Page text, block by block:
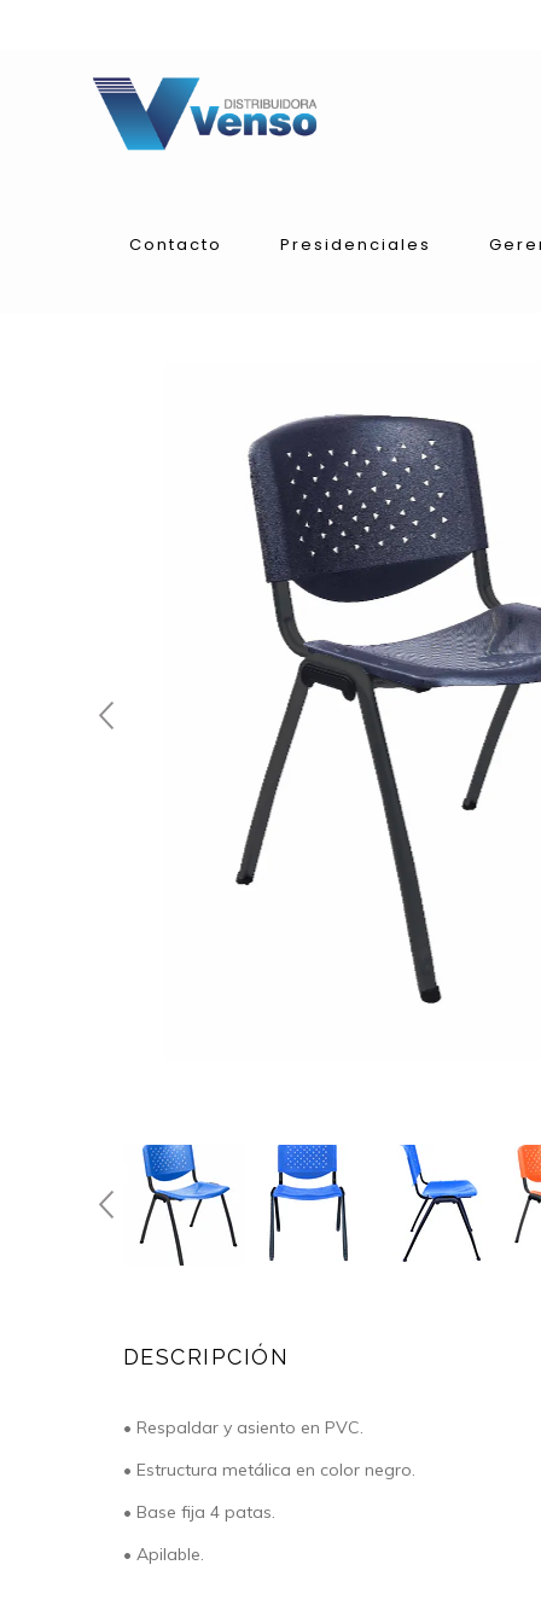
Contacto Presidenciales
DESCRIPCIÓN
• Respaldar y asiento en PVC.
• Estructura metálica en color negro.
• Base fija 4 patas.
• Apilable.